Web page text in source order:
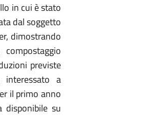
in cui è stato
dal soggetto
dimostrando
previste
interessato a
il primo anno
disponibile su